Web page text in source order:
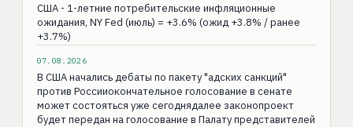
США - 1-летние потребительские инфляционные
ожидания, NY Fed (июль) = +3.6% (ожид +3.8% / ранее
+3.7%)
07.08.2026
В США начались дебаты по пакету "адских санкций"
против Россииокончательное голосование в сенате
может состояться уже сегоднядалее законопроект
будет передан на голосование в Палату представителей